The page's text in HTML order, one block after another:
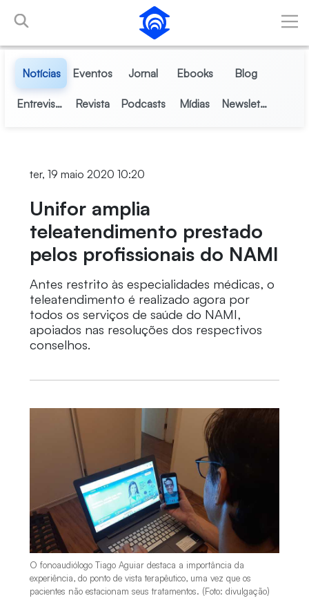
Pular para o Conteúdo principal
Notícias Eventos Jornal Ebooks Blog
Entrevistas Revista Podcasts Mídias Newsletter
ter, 19 maio 2020 10:20
Unifor amplia
teleatendimento prestado
pelos profissionais do NAMI
Antes restrito às especialidades médicas, o
teleatendimento é realizado agora por
todos os serviços de saúde do NAMI,
apoiados nas resoluções dos respectivos
conselhos.
O fonoaudiólogo Tiago Aguiar destaca a importância da
experiência, do ponto de vista terapêutico, uma vez que os
pacientes não estacionam seus tratamentos. (Foto: divulgação)